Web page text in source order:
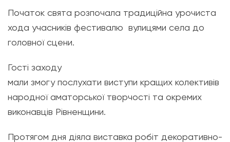
Початок свята розпочала традиційна урочиста
хода учасників фестивалю вулицями села до
головної сцени.
Гості заходу
мали змогу послухати виступи кращих колективів
народної аматорської творчості та окремих
виконавців Рівненщини.
Протягом дня діяла виставка робіт декоративно-